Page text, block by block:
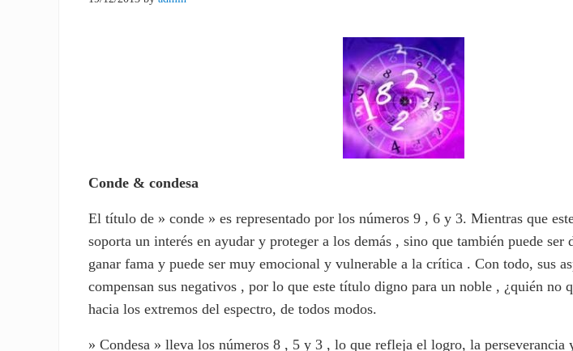
Conde & condesa
El título de » conde » es representado por los números 9 , 6 y 3. Mientras que
soporta un interés en ayudar y proteger a los demás , sino que también puede ser
ganar fama y puede ser muy emocional y vulnerable a la crítica . Con todo, sus
compensan sus negativos , por lo que este título digno para un noble , ¿quién no
hacia los extremos del espectro, de todos modos.
» Condesa » lleva los números 8 , 5 y 3 , lo que refleja el logro, la perseverancia